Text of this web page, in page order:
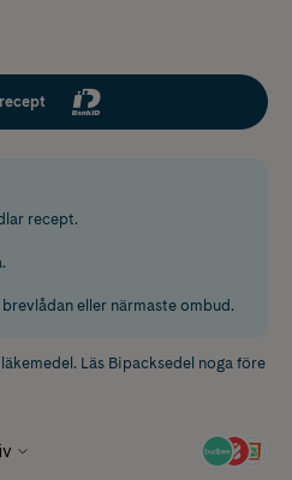
recept.
eller närmaste ombud.
Läs Bipacksedel noga före